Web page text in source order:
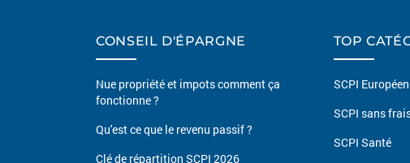
CONSEIL D'ÉPARGNE
Nue propriété et impots comment ça
fonctionne ?
Qu'est ce que le revenu passif ?
Clé de répartition SCPI 2026
TOP
SCPI
SCPI sans
SCPI Santé